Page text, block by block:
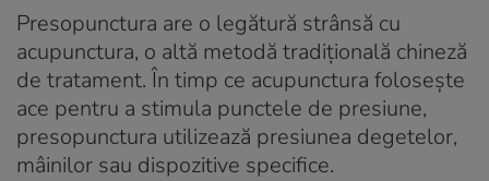
Presopunctura are o legătură strânsă cu
acupunctura, o altă metodă tradițională chineză
de tratament. În timp ce acupunctura folosește
ace pentru a stimula punctele de presiune,
presopunctura utilizează presiunea degetelor,
mâinilor sau dispozitive specifice.